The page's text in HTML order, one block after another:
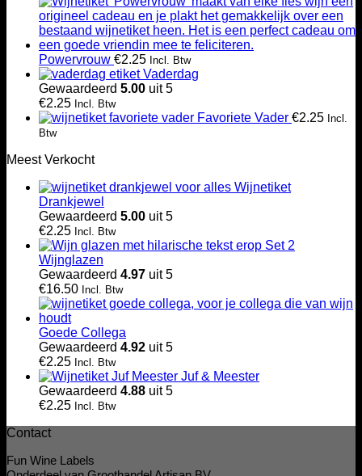
Powervrouw €2.25 Incl. Btw
Vaderdag
Gewaardeerd 5.00 uit 5
€2.25 Incl. Btw
Favoriete Vader €2.25 Incl.
Btw
Meest Verkocht
Wijnetiket
Drankjewel
Gewaardeerd 5.00 uit 5
€2.25 Incl. Btw
Set 2
Wijnglazen
Gewaardeerd 4.97 uit 5
€16.50 Incl. Btw
Goede Collega
Gewaardeerd 4.92 uit 5
€2.25 Incl. Btw
Juf & Meester
Gewaardeerd 4.88 uit 5
€2.25 Incl. Btw
Contact
Fun Wine Labels